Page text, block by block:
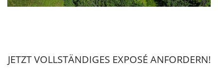
JETZT VOLLSTÄNDIGES EXPOSÉ ANFORDERN!